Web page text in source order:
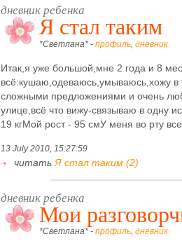
дневник ребенка
Я стал таким
*Светлана* - профиль, дневник
Итак,я уже большой,мне 2 года и 8
всё:кушаю,одеваюсь,умываюсь,хожу в
сложными предложениями и очень
улице,всё что вижу-связываю в одну
19 кгМой рост - 95 смУ меня во рту
13 July 2010, 15:27:59
читать Я стал таким (2)
дневник ребенка
Мои
*Светлана* - профиль, дневник